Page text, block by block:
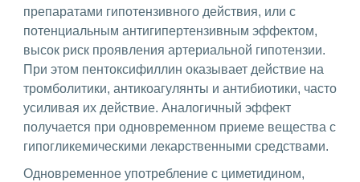
препаратами гипотензивного действия, или с
потенциальным антигипертензивным эффектом,
высок риск проявления артериальной гипотензии.
При этом пентоксифиллин оказывает действие на
тромболитики, антикоагулянты и антибиотики, часто
усиливая их действие. Аналогичный эффект
получается при одновременном приеме вещества с
гипогликемическими лекарственными средствами.
Одновременное употребление с циметидином,